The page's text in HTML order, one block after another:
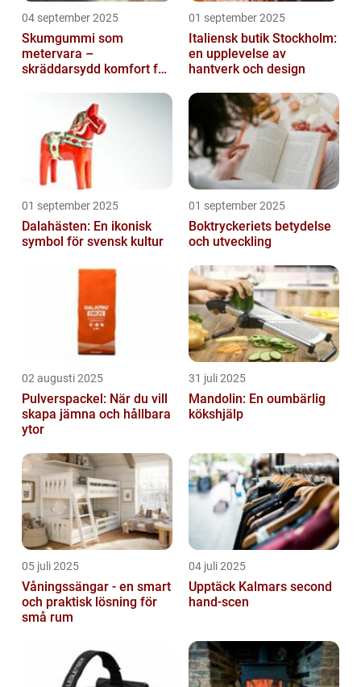
04 september 2025
Skumgummi som
metervara –
skräddarsydd komfort för
01 september 2025
Italiensk butik Stockholm:
en upplevelse av
hantverk och design
01 september 2025
Dalahästen: En ikonisk
symbol för svensk kultur
01 september 2025
Boktryckeriets betydelse
och utveckling
02 augusti 2025
Pulverspackel: När du vill
skapa jämna och hållbara
ytor
31 juli 2025
Mandolin: En oumbärlig
kökshjälp
05 juli 2025
Våningssängar - en smart
och praktisk lösning för
små rum
04 juli 2025
Upptäck Kalmars second
hand-scen